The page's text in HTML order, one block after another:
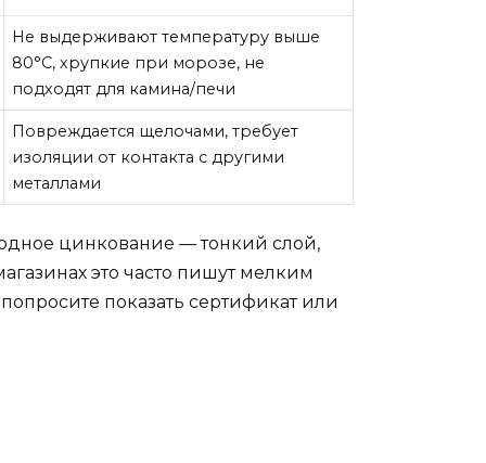
Не выдерживают температуру выше
80°C, хрупкие при морозе, не
подходят для камина/печи
Повреждается щелочами, требует
изоляции от контакта с другими
металлами
цинкование — тонкий слой,
это часто пишут мелким
показать сертификат или